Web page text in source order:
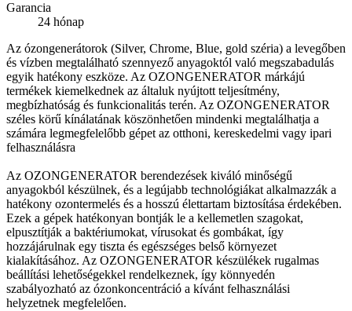
Garancia
24 hónap
Az ózongenerátorok (Silver, Chrome, Blue, gold széria) a levegőben
és vízben megtalálható szennyező anyagoktól való megszabadulás
egyik hatékony eszköze. Az OZONGENERATOR márkájú
termékek kiemelkednek az általuk nyújtott teljesítmény,
megbízhatóság és funkcionalitás terén. Az OZONGENERATOR
széles körű kínálatának köszönhetően mindenki megtalálhatja a
számára legmegfelelőbb gépet az otthoni, kereskedelmi vagy ipari
felhasználásra
Az OZONGENERATOR berendezések kiváló minőségű
anyagokból készülnek, és a legújabb technológiákat alkalmazzák a
hatékony ozontermelés és a hosszú élettartam biztosítása érdekében.
Ezek a gépek hatékonyan bontják le a kellemetlen szagokat,
elpusztítják a baktériumokat, vírusokat és gombákat, így
hozzájárulnak egy tiszta és egészséges belső környezet
kialakításához. Az OZONGENERATOR készülékek rugalmas
beállítási lehetőségekkel rendelkeznek, így könnyedén
szabályozható az ózonkoncentráció a kívánt felhasználási
helyzetnek megfelelően.